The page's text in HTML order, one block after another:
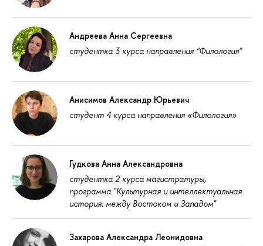
Андреева Анна Сергеевна
студентка 3 курса направления “Филология”
Анисимов Александр Юрьевич
студент 4 курса направления «Филология»
Гудкова Анна Александровна
студентка 2 курса магистратуры,
программа "Культурная и интеллектуальная
история: между Востоком и Западом"
Захарова Александра Леонидовна